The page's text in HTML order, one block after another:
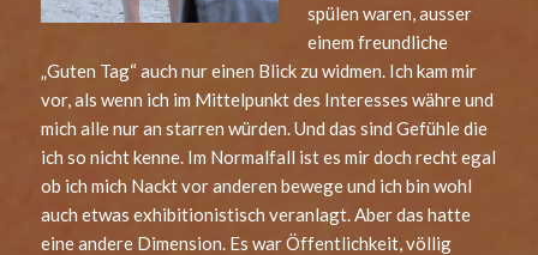
spülen waren, ausser
einem freundliche
„Guten Tag“ auch nur einen Blick zu widmen. Ich kam mir
vor, als wenn ich im Mittelpunkt des Interesses währe und
mich alle nur an starren würden. Und das sind Gefühle die
ich so nicht kenne. Im Normalfall ist es mir doch recht egal
ob ich mich Nackt vor anderen bewege und ich bin wohl
auch etwas exhibitionistisch veranlagt. Aber das hatte
eine andere Dimension. Es war Öffentlichkeit, völlig